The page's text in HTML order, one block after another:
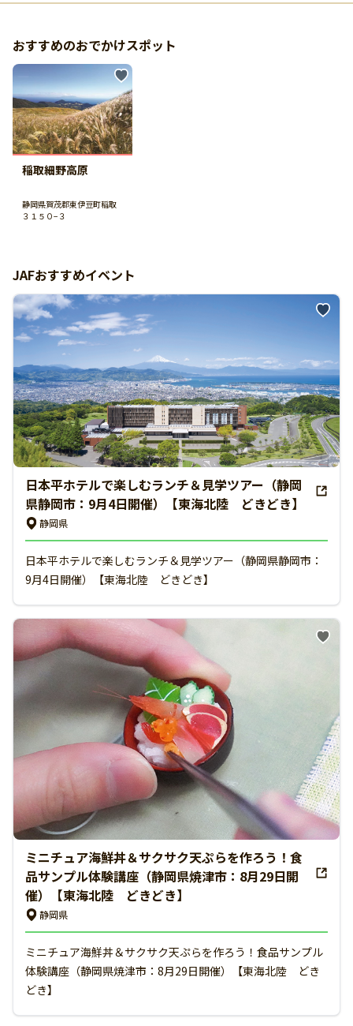
おすすめのおでかけスポット
稲取細野高原
静岡県賀茂郡東伊豆町稲取
３１５０−３
JAFおすすめイベント
日本平ホテルで楽しむランチ＆見学ツアー（静岡
県静岡市：9月4日開催）【東海北陸 どきどき】
静岡県
日本平ホテルで楽しむランチ＆見学ツアー（静岡県静岡市：
9月4日開催）【東海北陸 どきどき】
ミニチュア海鮮丼＆サクサク天ぷらを作ろう！食
品サンプル体験講座（静岡県焼津市：8月29日開
催）【東海北陸 どきどき】
静岡県
ミニチュア海鮮丼＆サクサク天ぷらを作ろう！食品サンプル
体験講座（静岡県焼津市：8月29日開催）【東海北陸 どき
どき】